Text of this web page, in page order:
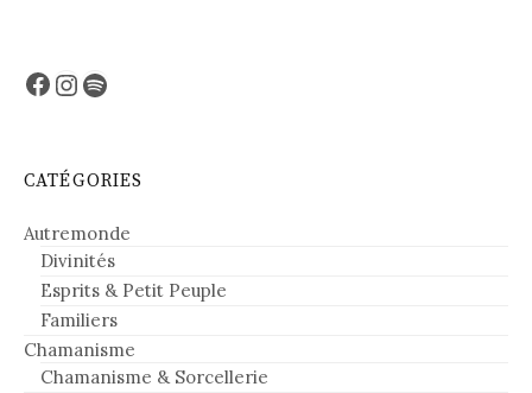
Facebook
Instagram
Spotify
CATÉGORIES
Autremonde
Divinités
Esprits & Petit Peuple
Familiers
Chamanisme
Chamanisme & Sorcellerie